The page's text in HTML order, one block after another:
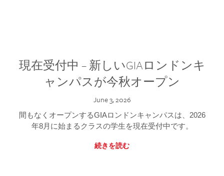
現在受付中 – 新しいGIAロンドンキ
ャンパスが今秋オープン
June 3, 2026
間もなくオープンするGIAロンドンキャンパスは、2026
年8月に始まるクラスの学生を現在受付中です。
続きを読む